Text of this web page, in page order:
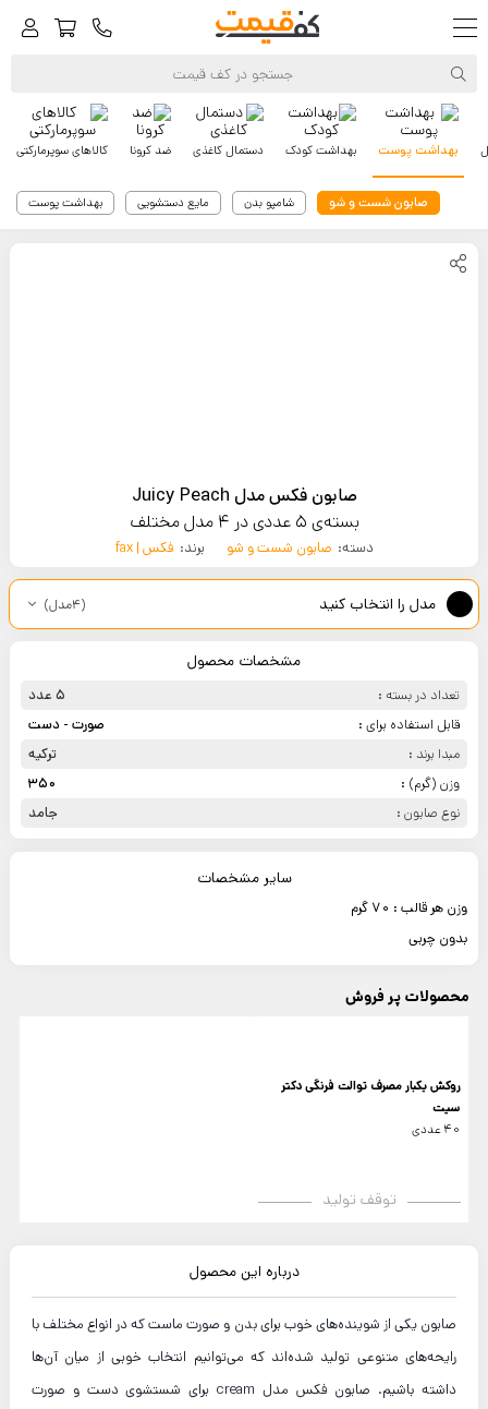
کالاهای سوپرمارکتی ضد کرونا دستمال کاغذی بهداشت کودک بهداشت پوست
بهداشت پوست مایع دستشویی شامپو بدن صابون شست و شو
صابون فکس مدل Juicy Peach
بسته‌ی 5 عددی در 4 مدل مختلف
دسته: صابون شست و شو برند: فکس | fax
مدل را انتخاب کنید (4مدل)
مشخصات محصول
تعداد در بسته :
5 عدد
قابل استفاده برای :
صورت - دست
مبدا برند :
ترکیه
وزن (گرم) :
350
نوع صابون :
جامد
سایر مشخصات
وزن هر قالب : 70 گرم
بدون چربی
محصولات پر فروش
روکش یکبار مصرف توالت فرنگی دکتر
سیت
40 عددی
توقف تولید
درباره این محصول
صابون یکی از شوینده‌های خوب برای بدن و صورت ماست که در انواع مختلف با
رایحه‌های متنوعی تولید شده‌اند که می‌توانیم انتخاب خوبی از میان آن‌ها
داشته باشیم. صابون فکس مدل cream برای شستشوی دست و صورت